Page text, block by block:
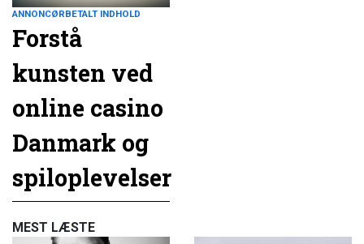
ANNONCØRBETALT INDHOLD
Forstå
kunsten ved
online casino
Danmark og
spiloplevelser
MEST LÆSTE